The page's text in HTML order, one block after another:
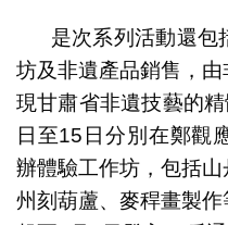
是次系列活動還包
坊及非遺產品銷售，
現甘肅省非遺技藝的
日至15日分別在鄭觀
辦體驗工作坊，包括
州刻葫蘆、麥稈畫製